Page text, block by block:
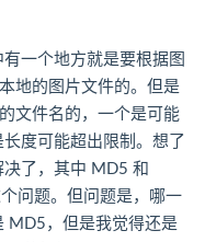
一个地方就是要根据图
地的图片文件的。但是
文件名的，一个是可能
度可能超出限制。想了
了，其中 MD5 和
问题。但问题是，哪一
MD5，但是我觉得还是